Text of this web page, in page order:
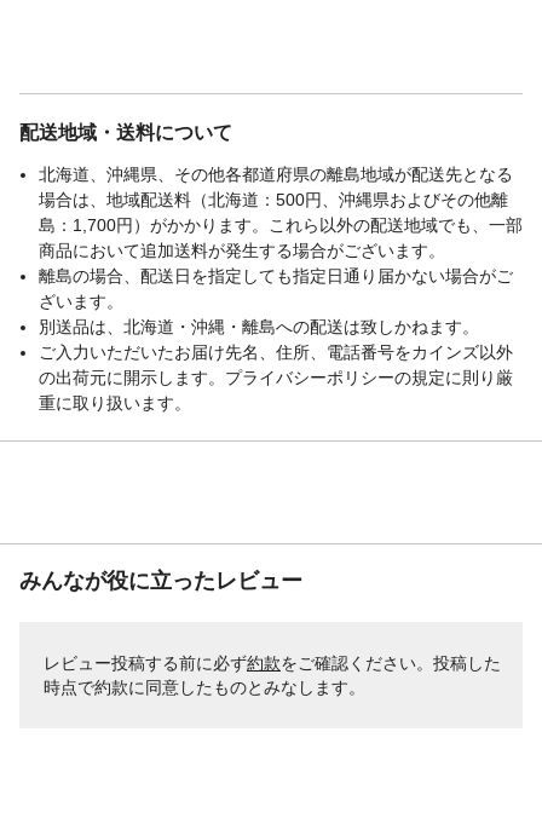
配送地域・送料について
北海道、沖縄県、その他各都道府県の離島地域が配送先となる
場合は、地域配送料（北海道：500円、沖縄県およびその他離
島：1,700円）がかかります。これら以外の配送地域でも、一部
商品において追加送料が発生する場合がございます。
離島の場合、配送日を指定しても指定日通り届かない場合がご
ざいます。
別送品は、北海道・沖縄・離島への配送は致しかねます。
ご入力いただいたお届け先名、住所、電話番号をカインズ以外
の出荷元に開示します。プライバシーポリシーの規定に則り厳
重に取り扱います。
みんなが役に立ったレビュー
レビュー投稿する前に必ず約款をご確認ください。投稿した
時点で約款に同意したものとみなします。